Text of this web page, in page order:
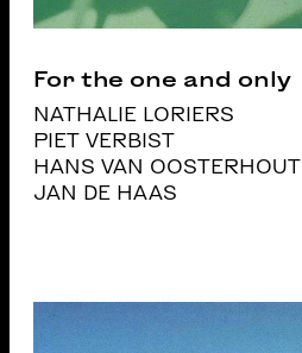
For the one and only
NATHALIE LORIERS
PIET VERBIST
HANS VAN OOSTERHOUT
JAN DE HAAS